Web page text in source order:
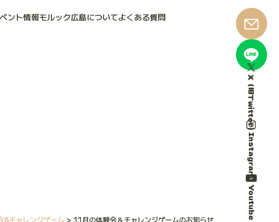
ント情報モルック広島についてよくある質問
X（旧Twitter）
Instagram
Youtube
&チャレンジゲーム > 11月の体験会＆チャレンジゲームのお知らせ